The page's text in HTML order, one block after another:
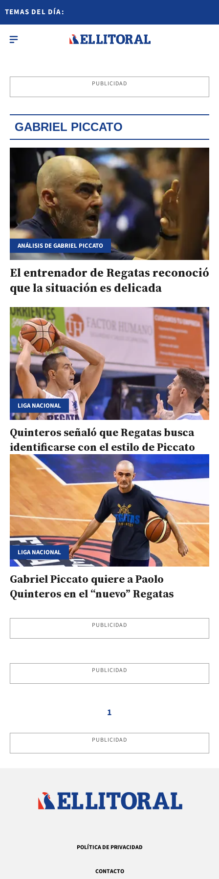
TEMAS DEL DÍA:
PUBLICIDAD
GABRIEL PICCATO
ANÁLISIS DE GABRIEL PICCATO
El entrenador de Regatas reconoció
que la situación es delicada
LIGA NACIONAL
Quinteros señaló que Regatas busca
identificarse con el estilo de Piccato
LIGA NACIONAL
Gabriel Piccato quiere a Paolo
Quinteros en el “nuevo” Regatas
PUBLICIDAD
PUBLICIDAD
1
PUBLICIDAD
POLÍTICA DE PRIVACIDAD
CONTACTO